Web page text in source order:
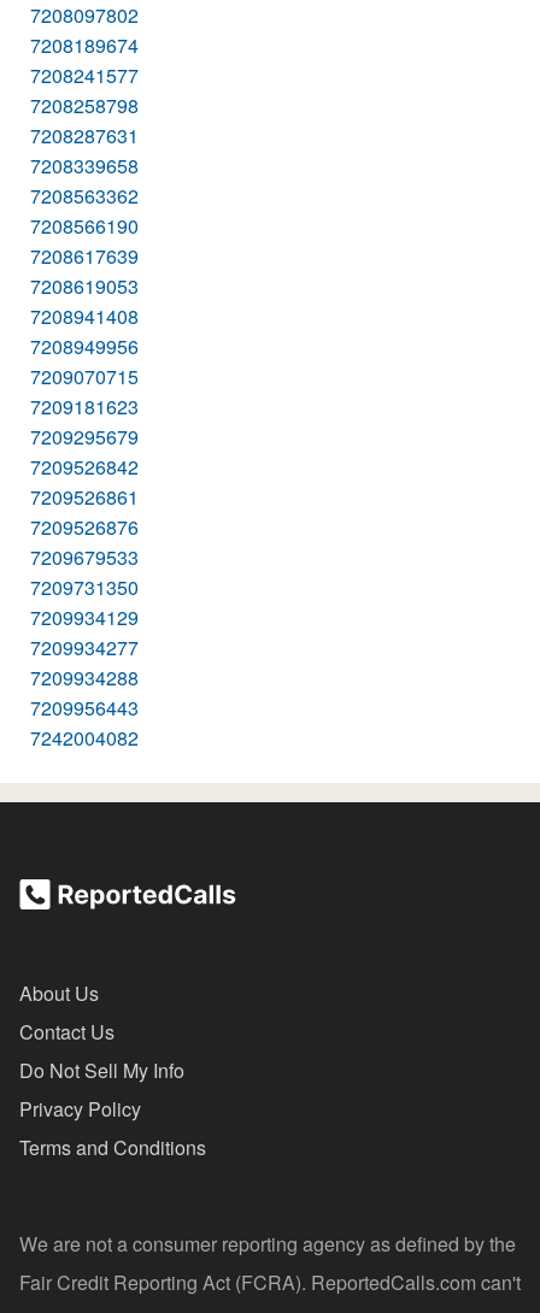
7208097802
7208189674
7208241577
7208258798
7208287631
7208339658
7208563362
7208566190
7208617639
7208619053
7208941408
7208949956
7209070715
7209181623
7209295679
7209526842
7209526861
7209526876
7209679533
7209731350
7209934129
7209934277
7209934288
7209956443
7242004082
About Us
Contact Us
Do Not Sell My Info
Privacy Policy
Terms and Conditions
We are not a consumer reporting agency as defined by the
Fair Credit Reporting Act (FCRA). ReportedCalls.com can't